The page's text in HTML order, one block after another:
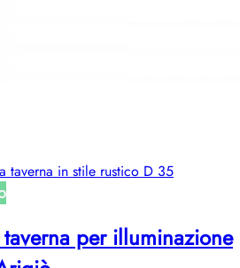
per illuminazione